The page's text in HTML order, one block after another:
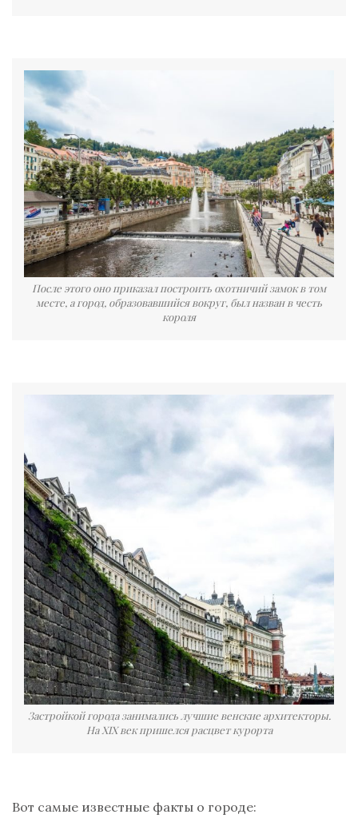
После этого оно приказал построить охотничий замок в том
месте, а город, образовавшийся вокруг, был назван в честь
короля
Застройкой города занимались лучшие венские архитекторы.
На XIX век пришелся расцвет курорта
Вот самые известные факты о городе: